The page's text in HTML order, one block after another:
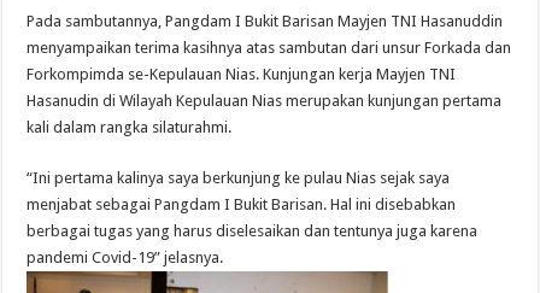
Pada sambutannya, Pangdam I Bukit Barisan Mayjen TNI Hasanuddin
menyampaikan terima kasihnya atas sambutan dari unsur Forkada dan
Forkompimda se-Kepulauan Nias. Kunjungan kerja Mayjen TNI
Hasanudin di Wilayah Kepulauan Nias merupakan kunjungan pertama
kali dalam rangka silaturahmi.
“Ini pertama kalinya saya berkunjung ke pulau Nias sejak saya
menjabat sebagai Pangdam I Bukit Barisan. Hal ini disebabkan
berbagai tugas yang harus diselesaikan dan tentunya juga karena
pandemi Covid-19” jelasnya.